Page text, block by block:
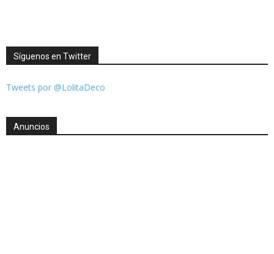
Síguenos en Twitter
Tweets por @LolitaDeco
Anuncios